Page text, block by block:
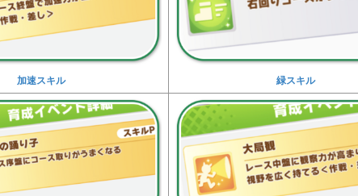
加速スキル 緑スキル